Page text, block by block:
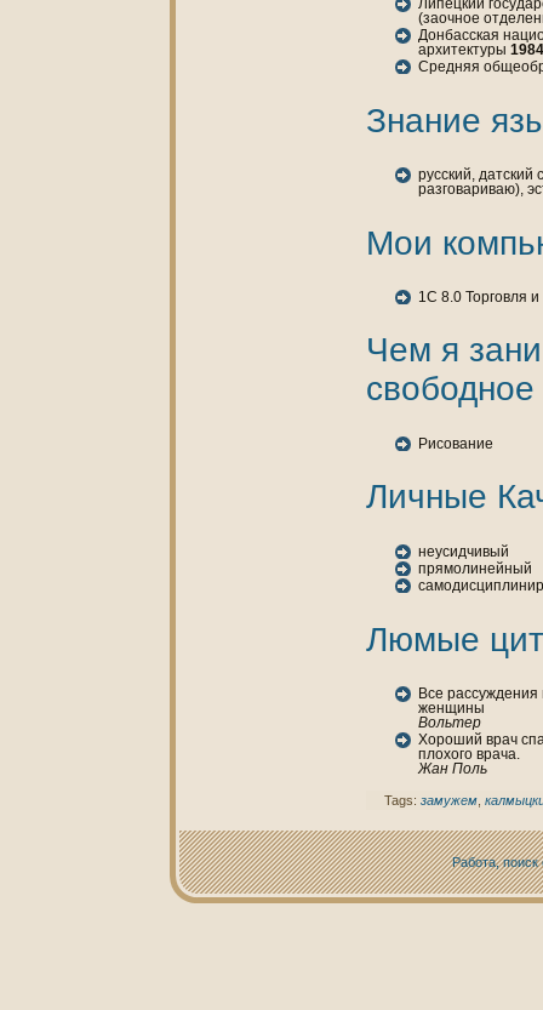
(заочное
Донбасская
архитектуры
Средняя
Знaние
русский, датский
разговариваю),
Мои
1C 8.0 Торговля
Чем я
Рисование
Личные
неусидчивый
прямолинейный
Люмые
Все рассуждения
женщины
Вольтер
Хороший врач
плохого врача.
Жан Поль
Tags: замужем,
Работа, поиск